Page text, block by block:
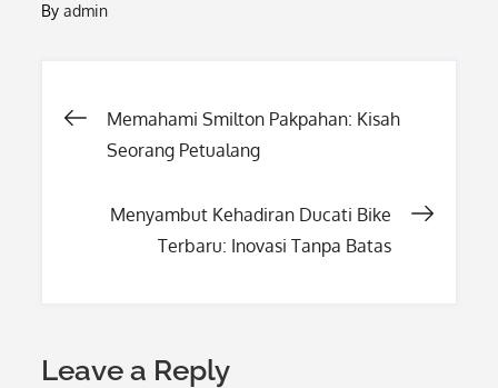
Byadmin
Post
Memahami Smilton Pakpahan: Kisah
Seorang Petualang
Menyambut Kehadiran Ducati Bike
Terbaru: Inovasi Tanpa Batas
Leave a Reply